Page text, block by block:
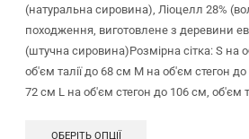
(натуральна сировина), Ліоцелл 28%
походження, виготовлене з деревини
(штучна сировина)Розмірна сітка: S на
об'єм талії до 68 см М на об'єм стегон до
72 см L на об'єм стегон до 106 см, об'єм
ОБЕРІТЬ ОПЦІЇ